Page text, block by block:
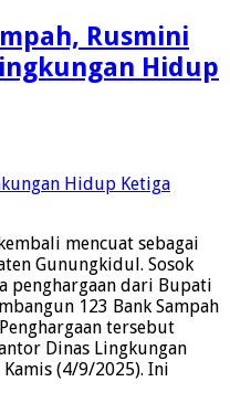
Rusmini
Hidup
mencuat sebagai
Gunungkidul. Sosok
penghargaan dari Bupati
123 Bank Sampah
tersebut
Dinas Lingkungan
(4/9/2025). Ini